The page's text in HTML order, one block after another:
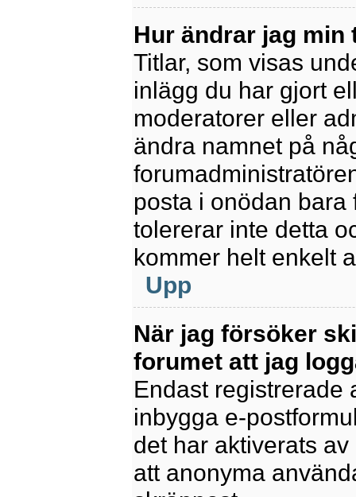
Hur ändrar jag min
Titlar, som visas
inlägg du har gjort
moderatorer eller
ändra namnet på
posta i onödan bara
tolererar inte detta
kommer helt enkelt
Upp
När jag försöker
forumet att jag
Endast registrerade
inbygga e-
det har aktiverats
att anonyma